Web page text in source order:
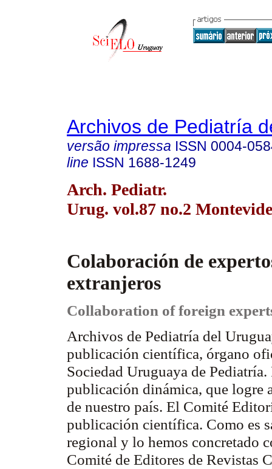
Archivos de Pediatría
versão impressa ISSN 0004-
line ISSN 1688-1249
Arch. Pediatr.
Urug. vol.87 no.2
Colaboración de
extranjeros
Collaboration offoreign
Archivos de Pediatría del
publicación científica, órgano
Sociedad Uruguaya de Pediatría.
publicación dinámica, que logre
de nuestro país. El Comité
publicación científica. Como es
regional y lo hemos concretado
Comité de Editores de Revistas